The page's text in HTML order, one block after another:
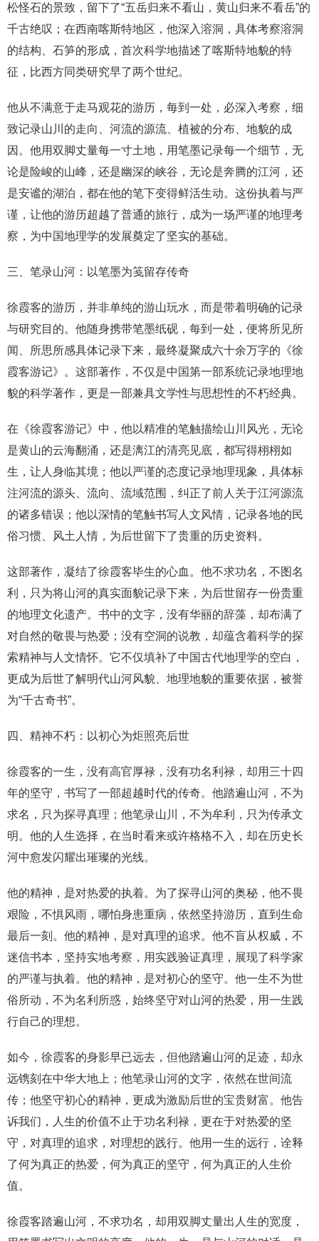
松怪石的景致，留下了“五岳归来不看山，黄山归来不看岳”的
千古绝叹；在西南喀斯特地区，他深入溶洞，具体考察溶洞
的结构、石笋的形成，首次科学地描述了喀斯特地貌的特
征，比西方同类研究早了两个世纪。
他从不满意于走马观花的游历，每到一处，必深入考察，细
致记录山川的走向、河流的源流、植被的分布、地貌的成
因。他用双脚丈量每一寸土地，用笔墨记录每一个细节，无
论是险峻的山峰，还是幽深的峡谷，无论是奔腾的江河，还
是安谧的湖泊，都在他的笔下变得鲜活生动。这份执着与严
谨，让他的游历超越了普通的旅行，成为一场严谨的地理考
察，为中国地理学的发展奠定了坚实的基础。
三、笔录山河：以笔墨为笺留存传奇
徐霞客的游历，并非单纯的游山玩水，而是带着明确的记录
与研究目的。他随身携带笔墨纸砚，每到一处，便将所见所
闻、所思所感具体记录下来，最终凝聚成六十余万字的《徐
霞客游记》。这部著作，不仅是中国第一部系统记录地理地
貌的科学著作，更是一部兼具文学性与思想性的不朽经典。
在《徐霞客游记》中，他以精准的笔触描绘山川风光，无论
是黄山的云海翻涌，还是漓江的清亮见底，都写得栩栩如
生，让人身临其境；他以严谨的态度记录地理现象，具体标
注河流的源头、流向、流域范围，纠正了前人关于江河源流
的诸多错误；他以深情的笔触书写人文风情，记录各地的民
俗习惯、风土人情，为后世留下了贵重的历史资料。
这部著作，凝结了徐霞客毕生的心血。他不求功名，不图名
利，只为将山河的真实面貌记录下来，为后世留存一份贵重
的地理文化遗产。书中的文字，没有华丽的辞藻，却布满了
对自然的敬畏与热爱；没有空洞的说教，却蕴含着科学的探
索精神与人文情怀。它不仅填补了中国古代地理学的空白，
更成为后世了解明代山河风貌、地理地貌的重要依据，被誉
为“千古奇书”。
四、精神不朽：以初心为炬照亮后世
徐霞客的一生，没有高官厚禄，没有功名利禄，却用三十四
年的坚守，书写了一部超越时代的传奇。他踏遍山河，不为
求名，只为探寻真理；他笔录山川，不为牟利，只为传承文
明。他的人生选择，在当时看来或许格格不入，却在历史长
河中愈发闪耀出璀璨的光线。
他的精神，是对热爱的执着。为了探寻山河的奥秘，他不畏
艰险，不惧风雨，哪怕身患重病，依然坚持游历，直到生命
最后一刻。他的精神，是对真理的追求。他不盲从权威，不
迷信书本，坚持实地考察，用实践验证真理，展现了科学家
的严谨与执着。他的精神，是对初心的坚守。他一生不为世
俗所动，不为名利所惑，始终坚守对山河的热爱，用一生践
行自己的理想。
如今，徐霞客的身影早已远去，但他踏遍山河的足迹，却永
远镌刻在中华大地上；他笔录山河的文字，依然在世间流
传；他坚守初心的精神，更成为激励后世的宝贵财富。他告
诉我们，人生的价值不止于功名利禄，更在于对热爱的坚
守，对真理的追求，对理想的践行。他用一生的远行，诠释
了何为真正的热爱，何为真正的坚守，何为真正的人生价
值。
徐霞客踏遍山河，不求功名，却用双脚丈量出人生的宽度，